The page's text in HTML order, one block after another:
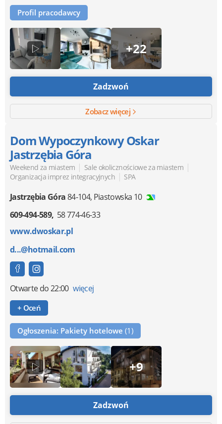
Profil pracodawcy
+22
Zadzwoń
Zobacz więcej
Dom Wypoczynkowy Oskar
Jastrzębia Góra
Weekend za miastem | Sale okolicznościowe za miastem |
Organizacja imprez integracyjnych | SPA
Jastrzębia Góra84-104, Piastowska 10
609-494-589 58 774-46-33
www.dwoskar.pl
d...@hotmail.com
Otwartedo 22:00 więcej
+ Oceń
Ogłoszenia: Pakiety hotelowe (1)
+9
Zadzwoń